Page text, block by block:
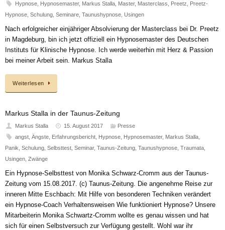
Hypnose, Hypnosemaster, Markus Stalla, Master, Masterclass Preetz
Preetz-
Hypnose Schulung Seminare Taunushypnose Usingen
Nach erfolgreicher einjähriger Absolvierung der Masterclass bei Dr. Preetz
in Magdeburg, bin ich jetzt offiziell ein Hypnosemaster des Deutschen
Instituts für Klinische Hypnose. Ich werde weiterhin mit Herz & Passion
bei meiner Arbeit sein. Markus Stalla
Weiterlesen
Markus Stalla in der Taunus-Zeitung
Markus Stalla 15. August 2017
Presse
angst, Ängste, Erfahrungsbericht, Hypnose, Hypnosemaster, Markus Stalla,
Panik Schulung Selbsttest Seminar, Taunus-Zeitung Taunushypnose Traumata
Usingen Zwänge
Ein Hypnose-Selbsttest von Monika Schwarz-Cromm aus der Taunus-
Zeitung vom 15.08.2017. (c) Taunus-Zeitung. Die angenehme Reise zur
inneren Mitte Eschbach: Mit Hilfe von besonderen Techniken verändert
ein Hypnose-Coach Verhaltensweisen Wie funktioniert Hypnose? Unsere
Mitarbeiterin Monika Schwartz-Cromm wollte es genau wissen und hat
sich für einen Selbstversuch zur Verfügung gestellt. Wohl war ihr